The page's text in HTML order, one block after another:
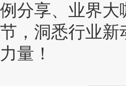
例分享、业界大
节，洞悉行业新
力量！